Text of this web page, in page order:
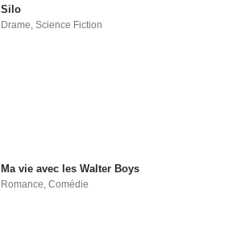
Silo
Drame,Science Fiction
Ma vie avec les Walter Boys
Romance,Comédie